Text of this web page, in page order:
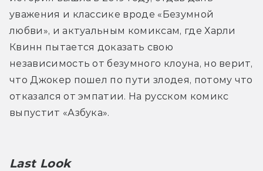
уважения и классике вроде «Безумной
любви», и актуальным комиксам, где Харли
Квинн пытается доказать свою
независимость от безумного клоуна, но верит,
что Джокер пошел по пути злодея, потому что
отказался от эмпатии. На русском комикс
выпустит «Азбука».
Last Look